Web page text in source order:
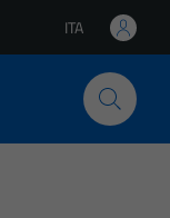
Lingua attiva:
ITA